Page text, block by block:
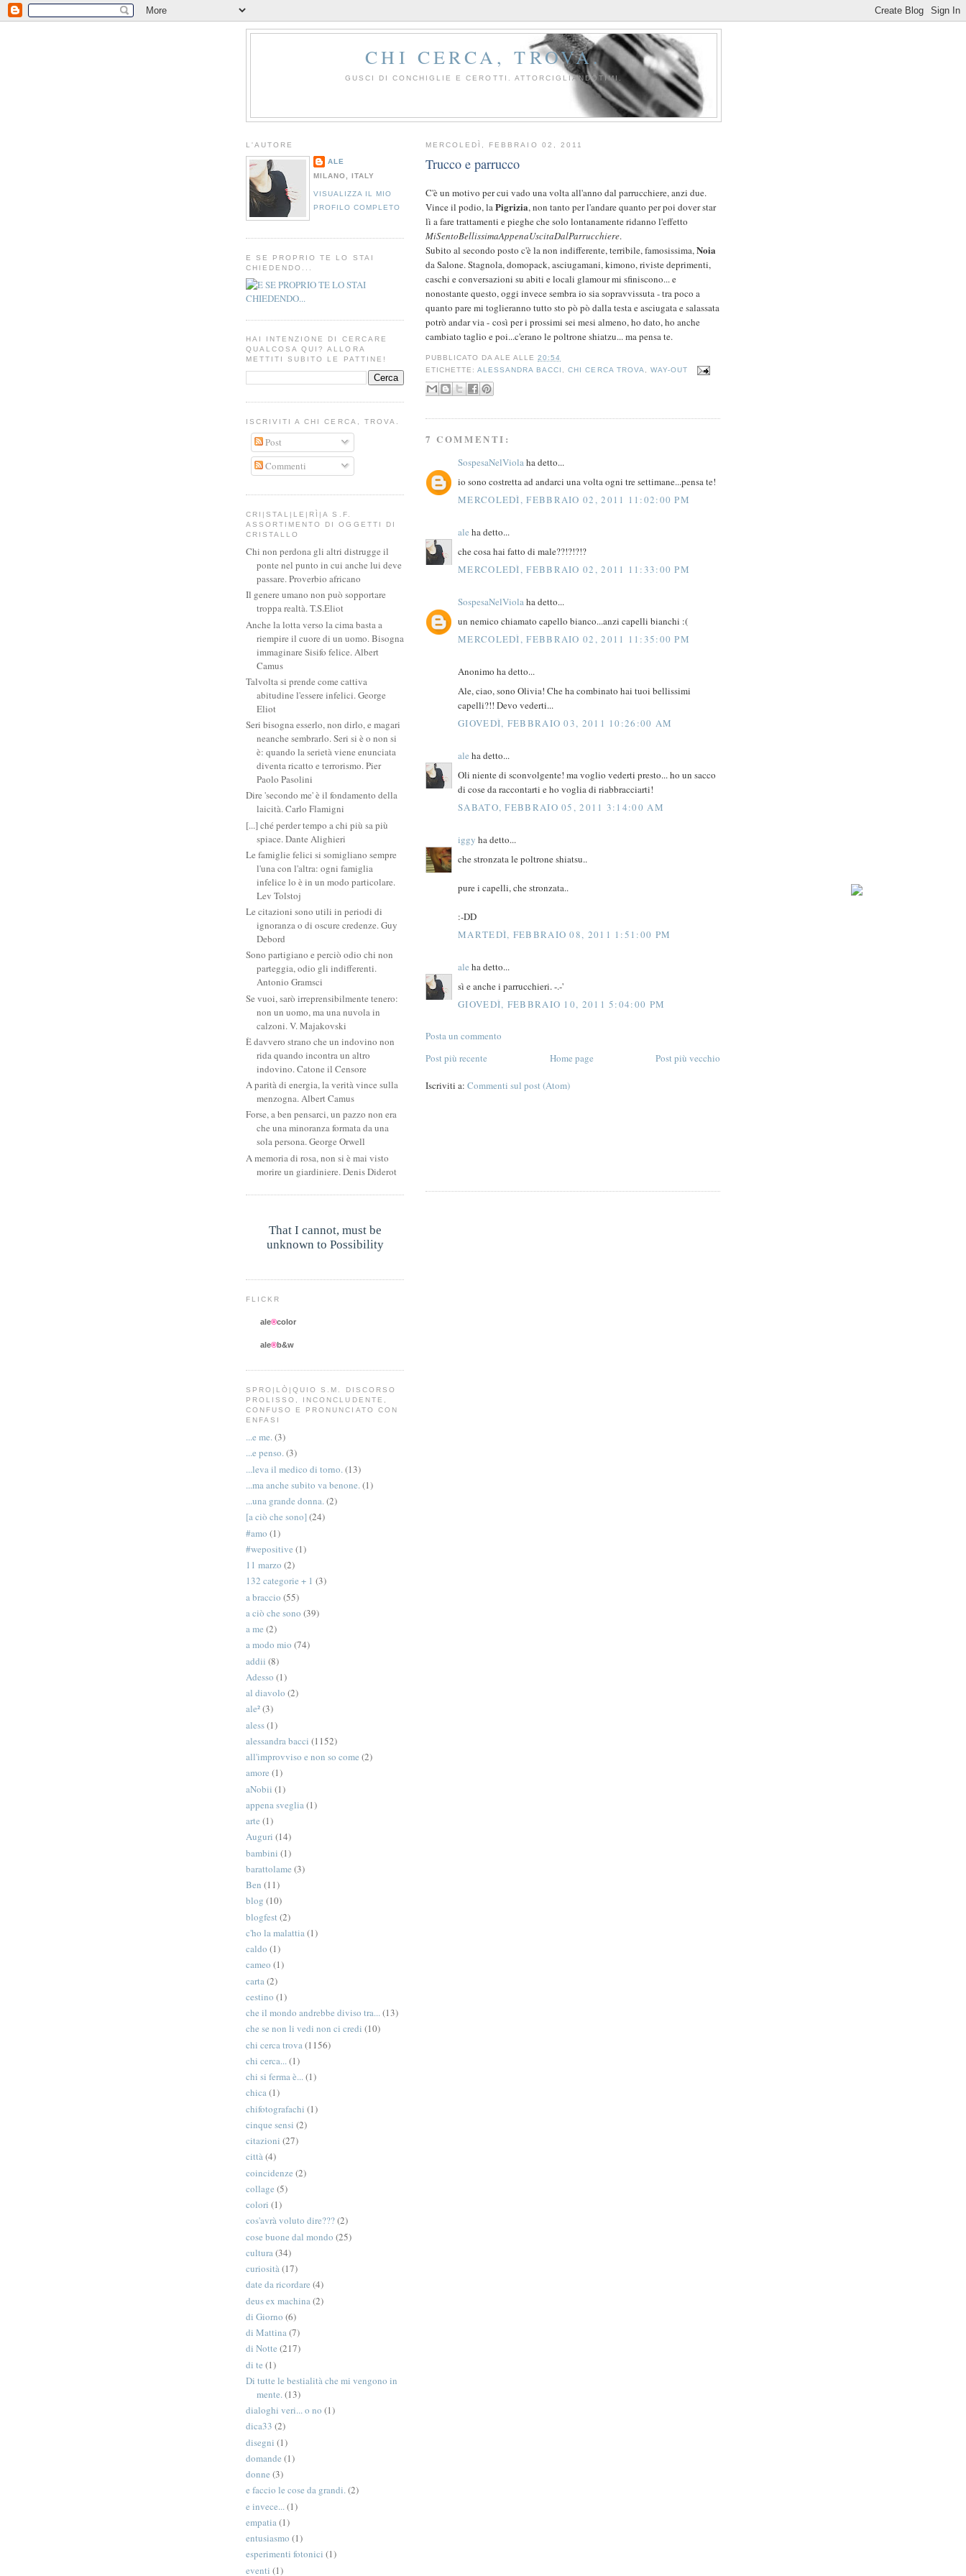
CHI CERCA, TROVA.
GUSCI DI CONCHIGLIE E CEROTTI. ATTORCIGLIANDOTIMI.
MERCOLEDÌ, FEBBRAIO 02, 2011
Trucco e parrucco
C'è un motivo per cui vado una volta all'anno dal parrucchiere, anzi due.
Vince il podio, laPigrizia, non tanto per l'andare quanto per poi dover star
lì a fare trattamenti e pieghe che solo lontanamente ridanno l'effetto
MiSentoBellissimaAppenaUscitaDalParrucchiere.
Subito al secondo posto c'è la non indifferente, terribile, famosissima,Noia
da Salone. Stagnola, domopack, asciugamani, kimono, riviste deprimenti,
caschi e conversazioni su abiti e locali glamour mi sfiniscono... e
nonostante questo, oggi invece sembra io sia sopravvissuta - tra poco a
quanto pare mi toglieranno tutto sto pò pò dalla testa e asciugata e salassata
potrò andar via - così per i prossimi sei mesi almeno, ho dato, ho anche
cambiato taglio e poi...c'erano le poltrone shiatzu... ma pensa te.
PUBBLICATO DAALE ALLE20:54
ETICHETTE:ALESSANDRA BACCI ,CHI CERCA TROVA WAY-OUT
7 COMMENTI:
SospesaNelViolaha detto...
io sono costretta ad andarci una volta ogni tre settimane...pensa te!
MERCOLEDÌ, FEBBRAIO 02, 2011 11:02:00 PM
ale ha detto...
che cosa hai fatto di male??!?!?!?
MERCOLEDÌ, FEBBRAIO 02, 2011 11:33:00 PM
SospesaNelViolaha detto...
un nemico chiamato capello bianco...anzi capelli bianchi :(
MERCOLEDÌ, FEBBRAIO 02, 2011 11:35:00 PM
Anonimo ha detto...
Ale, ciao, sono Olivia! Che ha combinato hai tuoi bellissimi
capelli?!! Devo vederti...
GIOVEDÌ, FEBBRAIO 03, 2011 10:26:00 AM
ale ha detto...
Oli niente di sconvolgente! ma voglio vederti presto... ho un sacco
di cose da raccontarti e ho voglia di riabbracciarti!
SABATO, FEBBRAIO 05, 2011 3:14:00 AM
iggy ha detto...
che stronzata le poltrone shiatsu..
pure i capelli, che stronzata..
:-DD
MARTEDÌ, FEBBRAIO 08, 2011 1:51:00 PM
ale ha detto...
sì e anche i parrucchieri. -.-'
GIOVEDÌ, FEBBRAIO 10, 2011 5:04:00 PM
Posta un commento
Post più recente
Post più vecchio
Home page
Iscriviti a: Commenti sul post (Atom)
L'AUTORE
ALE
MILANO, ITALY
VISUALIZZA IL MIO
PROFILO COMPLETO
E SE PROPRIO TE LO STAI
CHIEDENDO...
HAI INTENZIONE DI CERCARE
QUALCOSA QUI? ALLORA
METTITI SUBITO LE PATTINE!
ISCRIVITI A CHI CERCA, TROVA.
Post
Commenti
CRI|STAL|LE|RÌ|A S.F.
ASSORTIMENTO DI OGGETTI DI
CRISTALLO
Chi non perdona gli altri distrugge il
ponte nel punto in cui anche lui deve
passare. Proverbio africano
Il genere umano non può sopportare
troppa realtà. T.S.Eliot
Anche la lotta verso la cima basta a
riempire il cuore di un uomo. Bisogna
immaginare Sisifo felice. Albert
Camus
Talvolta si prende come cattiva
abitudine l'essere infelici. George
Eliot
Seri bisogna esserlo, non dirlo, e magari
neanche sembrarlo. Seri si è o non si
è: quando la serietà viene enunciata
diventa ricatto e terrorismo. Pier
Paolo Pasolini
Dire 'secondo me' è il fondamento della
laicità. Carlo Flamigni
[...] ché perder tempo a chi più sa più
spiace. Dante Alighieri
Le famiglie felici si somigliano sempre
l'una con l'altra: ogni famiglia
infelice lo è in un modo particolare.
Lev Tolstoj
Le citazioni sono utili in periodi di
ignoranza o di oscure credenze. Guy
Debord
Sono partigiano e perciò odio chi non
parteggia, odio gli indifferenti.
Antonio Gramsci
Se vuoi, sarò irreprensibilmente tenero:
non un uomo, ma una nuvola in
calzoni. V. Majakovski
È davvero strano che un indovino non
rida quando incontra un altro
indovino. Catone il Censore
A parità di energia, la verità vince sulla
menzogna. Albert Camus
Forse, a ben pensarci, un pazzo non era
che una minoranza formata da una
sola persona. George Orwell
A memoria di rosa, non si è mai visto
morire un giardiniere. Denis Diderot
That I cannot, must be
unknown to Possibility
FLICKR
ale®color
ale®b&w
SPRO|LÒ|QUIO S.M. DISCORSO
PROLISSO, INCONCLUDENTE,
CONFUSO E PRONUNCIATO CON
ENFASI
...e me.(3)
...e penso.(3)
...leva il medico di torno.(13)
...ma anche subito va benone.(1)
...una grande donna.(2)
[a ciò che sono] (24)
#amo (1)
#wepositive (1)
11 marzo (2)
132 categorie + 1 (3)
a braccio (55)
a ciò che sono (39)
a me (2)
a modo mio (74)
addii (8)
Adesso (1)
al diavolo (2)
ale²(3)
aless(1)
alessandra bacci (1152)
all'improvviso e non so come (2)
amore (1)
aNobii (1)
appena sveglia(1)
arte (1)
Auguri (14)
bambini (1)
barattolame (3)
Ben (11)
blog (10)
blogfest (2)
c'ho la malattia(1)
caldo (1)
cameo (1)
carta(2)
cestino (1)
che il mondo andrebbe diviso tra...(13)
che se non li vedi non ci credi (10)
chi cerca trova(1156)
chi cerca...(1)
chi si ferma è...(1)
chica(1)
chifotografachi (1)
cinque sensi (2)
citazioni (27)
città(4)
coincidenze (2)
collage (5)
colori (1)
cos'avrà voluto dire???(2)
cose buone dal mondo (25)
cultura(34)
curiosità(17)
date da ricordare (4)
deus ex machina(2)
di Giorno (6)
di Mattina(7)
di Notte (217)
di te (1)
Di tutte le bestialità che mi vengono in
mente.(13)
dialoghi veri... o no (1)
dica33 (2)
disegni (1)
domande (1)
donne (3)
e faccio le cose da grandi.(2)
e invece...(1)
empatia(1)
entusiasmo (1)
esperimenti fotonici (1)
eventi (1)